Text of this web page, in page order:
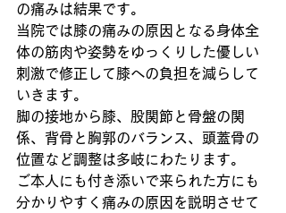
の痛みは結果です。
当院では膝の痛みの原因となる身体全
体の筋肉や姿勢をゆっくりした優しい
刺激で修正して膝への負担を減らして
いきます。
脚の接地から膝、股関節と骨盤の関
係、背骨と胸郭のバランス、頭蓋骨の
位置など調整は多岐にわたります。
ご本人にも付き添いで来られた方にも
分かりやすく痛みの原因を説明させて